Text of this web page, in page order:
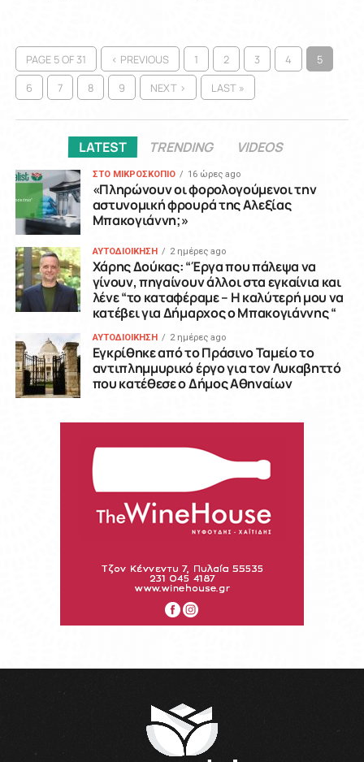
PAGE 5 OF 31 ‹ PREVIOUS 1 2 3 4
5
6
7 8 9 NEXT › LAST »
LATEST TRENDING VIDEOS
ΣΤΟ ΜΙΚΡΟΣΚΟΠΙΟ 16 ώρες ago
«Πληρώνουν οι φορολογούμενοι την
αστυνομική φρουρά της Αλεξίας
Μπακογιάννη;»
ΑΥΤΟΔΙΟΙΚΗΣΗ 2 ημέρες ago
Χάρης Δούκας: “Έργα που πάλεψα να
γίνουν, πηγαίνουν άλλοι στα εγκαίνια και
λένε “το καταφέραμε – Η καλύτερή μου να
κατέβει για Δήμαρχος ο Μπακογιάννης “
ΑΥΤΟΔΙΟΙΚΗΣΗ 2 ημέρες ago
Εγκρίθηκε από το Πράσινο Ταμείο το
αντιπλημμυρικό έργο για τον Λυκαβηττό
που κατέθεσε ο Δήμος Αθηναίων